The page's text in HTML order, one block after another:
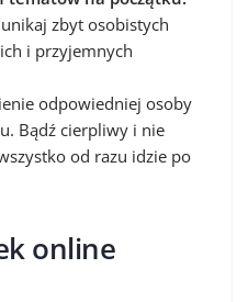
zbyt osobistych
i przyjemnych
odpowiedniej osoby
Bądź cierpliwy i nie
od razu idzie po
online